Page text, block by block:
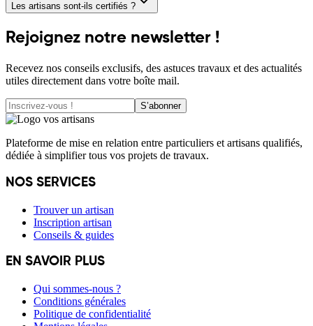
Les artisans sont-ils certifiés ?
Rejoignez notre newsletter !
Recevez nos conseils exclusifs, des astuces travaux et des actualités
utiles directement dans votre boîte mail.
S’abonner
Plateforme de mise en relation entre particuliers et artisans qualifiés,
dédiée à simplifier tous vos projets de travaux.
NOS SERVICES
Trouver un artisan
Inscription artisan
Conseils & guides
EN SAVOIR PLUS
Qui sommes-nous ?
Conditions générales
Politique de confidentialité